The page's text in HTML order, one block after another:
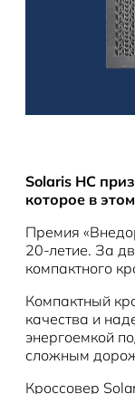
Solaris HC
которое в
Премия
20-летие. За
компактного
Компактный
качества и
энергоемкой
сложным
Кроссовер